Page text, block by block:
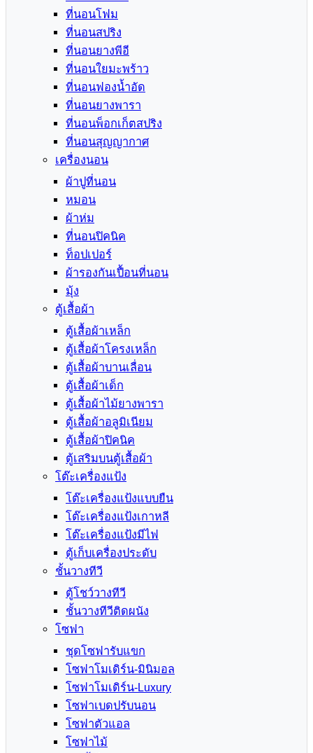
ที่นอนโฟม
ที่นอนสปริง
ที่นอนยางพีอี
ที่นอนใยมะพร้าว
ที่นอนฟองน้ำอัด
ที่นอนยางพารา
ที่นอนพ็อกเก็ตสปริง
ที่นอนสุญญากาศ
เครื่องนอน
ผ้าปูที่นอน
หมอน
ผ้าห่ม
ที่นอนปิคนิค
ท็อปเปอร์
ผ้ารองกันเปื้อนที่นอน
มุ้ง
ตู้เสื้อผ้า
ตู้เสื้อผ้าเหล็ก
ตู้เสื้อผ้าโครงเหล็ก
ตู้เสื้อผ้าบานเลื่อน
ตู้เสื้อผ้าเด็ก
ตู้เสื้อผ้าไม้ยางพารา
ตู้เสื้อผ้าอลูมิเนียม
ตู้เสื้อผ้าปิคนิค
ตู้เสริมบนตู้เสื้อผ้า
โต๊ะเครื่องแป้ง
โต๊ะเครื่องแป้งแบบยืน
โต๊ะเครื่องแป้งเกาหลี
โต๊ะเครื่องแป้งมีไฟ
ตู้เก็บเครื่องประดับ
ชั้นวางทีวี
ตู้โชว์วางทีวี
ชั้นวางทีวีติดผนัง
โซฟา
ชุดโซฟารับแขก
โซฟาโมเดิร์น-มินิมอล
โซฟาโมเดิร์น-Luxury
โซฟาเบดปรับนอน
โซฟาตัวแอล
โซฟาไม้